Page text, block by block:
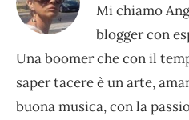
Mi chiamo
blogger con
Una boomer che con il
saper tacere è un arte,
buona musica, con la